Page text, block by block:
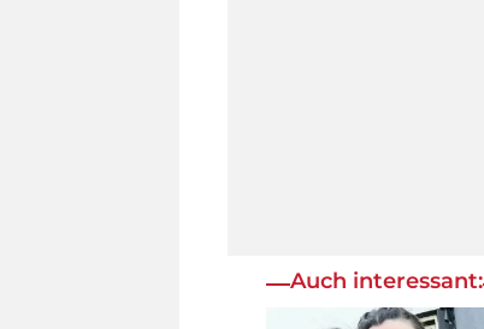
Auch interessant: